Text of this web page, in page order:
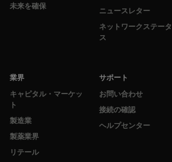
未来を確保
業界
キャピタル・マーケッ
ト
製造業
製薬業界
リテール
ニュースレター
ネットワークステータ
ス
サポート
お問い合わせ
接続の確認
ヘルプセンター